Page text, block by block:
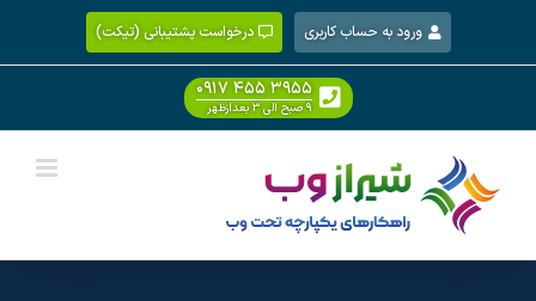
content
ورود به حساب کاربری درخواست پشتیبانی (تیکت)
۰۹۱۷ ۴۵۵ ۳۹۵۵
۹ صبح الی ۳ بعدازظهر